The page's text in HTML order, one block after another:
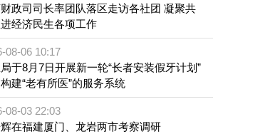
政司司长率团队落区走访各社团 凝聚共
经济民生各项工作
08-06 10:17
于8月7日开展新一轮“长者安装假牙计划”
建“老有所医”的服务系统
08-03 22:03
在福建厦门、龙岩两市考察调研